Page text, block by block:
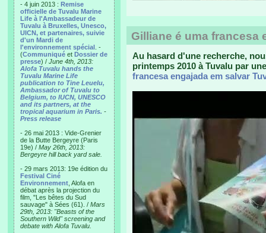
- 4 juin 2013 : Remise
officielle de Tuvalu Marine
Life à l'Ambassadeur de
Tuvalu à Bruxelles, Unesco,
UICN, et partenaires, suivie
d'un Mardi de
l'environnement spécial . -
(Communiqué et Dossier de
presse) / June 4th, 2013:
Alofa Tuvalu hands the
Tuvalu Marine Life
publication to Tine Leuelu,
Ambassador of Tuvalu to
Belgium, to IUCN, UNESCO
and its partners, at the
tropical aquarium in Paris. -
Press release
- 26 mai 2013 : Vide-Grenier
de la Butte Bergeyre (Paris
19e) / May 26th, 2013:
Bergeyre hill back yard sale.
- 29 mars 2013: 19e édition du
Festival Ciné
Environnement , Alofa en
débat après la projection du
film, "Les bêtes du Sud
sauvage" à Sées (61). / Mars
29th, 2013: "Beasts of the
Southern Wild" screening and
debate with Alofa Tuvalu.
Gilliane é uma francesa
Au hasard d'une recherche,
printemps 2010 à Tuvalu par
francesa engajada em salvar